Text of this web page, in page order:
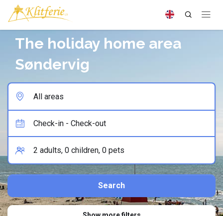
The holiday home area
Søndervig